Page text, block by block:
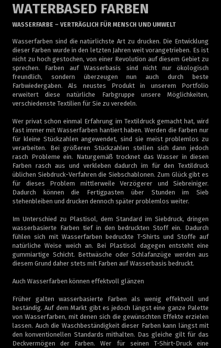
WATERBASED FARBEN
WASSERFARBE – VERTRÄGLICH FÜR MENSCH UND UMWELT
Wasserfarben sind die natürlichste Art zu drucken. Die Entwicklung
dieser Farben wurde in den letzten Jahren weit vorangetrieben. Es ist
nicht zu hoch gestochen, von einer Revolution auf diesem Gebiet zu
sprechen. Farben auf Wasserbasis sind nicht nur ökologisch
freundlich, sondern überzeugen nun auch durch beste
Farbwiedergaben. Als neustes Produkt in unserem Portfolio
erweitert diese natürliche Farbgruppe unsere Möglichkeiten,
verschiedenste Textilien für Sie zu veredeln.
Wer privat schon einmal Erfahrung im Textildruck gemacht hat, wird
fast immer mit Wasserfarben hantiert haben. Werden die Farben nur
für kleine Stückzahlen angewendet, sind sie meist problemlos zu
verarbeiten. Bei größeren Stückzahlen stellen sich dann jedoch
rasch Probleme ein. Naturgemäß trocknet das Wasser in diesen
Farben rasch aus und verkleben dadurch im für den Textildruck
üblichen Siebdruck-Verfahren die Siebschablonen. Zum Glück gibt es
für dieses Problem mittlerweile Verzögerer und Siebreiniger.
Dadurch können die Fertigpasten über Stunden im Sieb
stehenbleiben und drucken dennoch später problemlos weiter.
Im Unterschied zu Plastisol, dem Standard im Siebdruck, dringen
wasserbasierte Farben tief in den bedruckten Stoff ein. Dadurch
fühlen sich mit Wasserfarben bedruckte T-Shirts und Stoffe auf
natürliche Weise weich an. Bei Plastisol dagegen entsteht eine
gummiartige Schicht. Bettwäsche oder Schlafanzüge werden aus
diesem Grund daher stets mit Farben auf Wasserbasis bedruckt.
Auch Wasserfarben können effektvoll glänzen
Früher galten wasserbasierte Farben als wenig effektvoll und
beständig. Auf dem Markt gibt es jedoch längst eine ganze Palette
von Wasserfarben, mit denen sich die gewünschten Effekte erzielen
lassen. Auch die Waschbeständigkeit dieser Farben kann längst mit
den konventionellen Standards mithalten. Das gleiche gilt für das
Deckvermögen der Farben. Wer für seinen T-Shirt-Druck eine